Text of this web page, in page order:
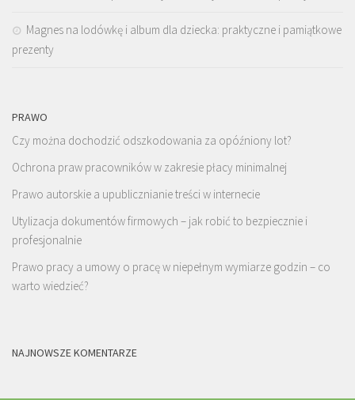
Magnes na lodówkę i album dla dziecka: praktyczne i pamiątkowe
prezenty
PRAWO
Czy można dochodzić odszkodowania za opóźniony lot?
Ochrona praw pracowników w zakresie płacy minimalnej
Prawo autorskie a upublicznianie treści w internecie
Utylizacja dokumentów firmowych – jak robić to bezpiecznie i
profesjonalnie
Prawo pracy a umowy o pracę w niepełnym wymiarze godzin – co
warto wiedzieć?
NAJNOWSZE KOMENTARZE